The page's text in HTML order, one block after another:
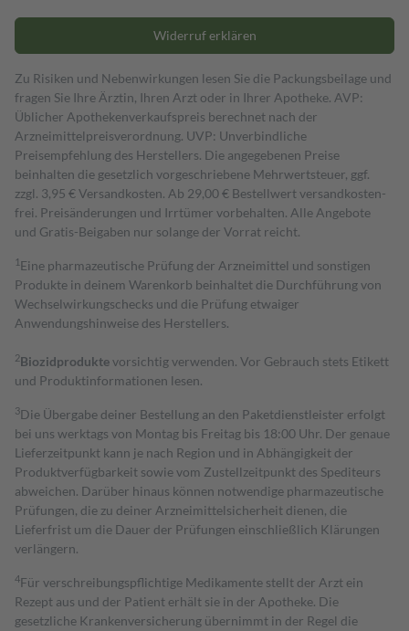
Widerruf erklären
Zu Risiken und Nebenwirkungen lesen Sie die Packungsbeilage und
fragen Sie Ihre Ärztin, Ihren Arzt oder in Ihrer Apotheke. AVP:
Üblicher Apothekenverkaufspreis berechnet nach der
Arzneimittelpreisverordnung. UVP: Unverbindliche
Preisempfehlung des Herstellers. Die angegebenen Preise
beinhalten die gesetzlich vorgeschriebene Mehrwertsteuer, ggf.
zzgl. 3,95 € Versandkosten. Ab 29,00 € Bestell­wert versand­kosten­
frei. Preisänderungen und Irrtümer vorbehalten. Alle Angebote
und Gratis-Beigaben nur solange der Vorrat reicht.
1 Eine pharmazeutische Prüfung der Arzneimittel und sonstigen
Produkte in deinem Warenkorb beinhaltet die Durchführung von
Wechselwirkungschecks und die Prüfung etwaiger
Anwendungshinweise des Herstellers.
2Biozidproduktevorsichtig verwenden. Vor Gebrauch stets Etikett
und Produktinformationen lesen.
3Die Übergabe deiner Bestellung an den Paketdienstleister erfolgt
bei uns werktags von Montag bis Freitag bis 18:00 Uhr. Der genaue
Lieferzeitpunkt kann je nach Region und in Abhängigkeit der
Produktverfügbarkeit sowie vom Zustellzeitpunkt des Spediteurs
abweichen. Darüber hinaus können notwendige pharmazeutische
Prüfungen, die zu deiner Arzneimittelsicherheit dienen, die
Lieferfrist um die Dauer der Prüfungen einschließlich Klärungen
verlängern.
4Für verschreibungspflichtige Medikamente stellt der Arzt ein
Rezept aus und der Patient erhält sie in der Apotheke. Die
gesetzliche Krankenversicherung übernimmt in der Regel die